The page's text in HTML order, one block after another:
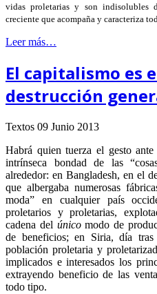
vidas proletarias y son indisolubles
creciente que acompaña y caracteriza
Leer más…
El capitalismo es
destrucción
Textos 09 Junio 2013
Habrá quien tuerza el gesto
intrínseca bondad de las
alrededor: en Bangladesh, en el
que albergaba numerosas
moda” en cualquier país
proletarios y proletarias,
cadena del únicomodo de
de beneficios; en Siria, día
población proletaria y
implicados e interesados los
extrayendo beneficio de las
todo tipo.